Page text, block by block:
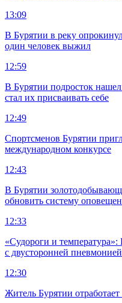
13:09
В Бурятии в реку
один человек выжил
12:59
В Бурятии подросток
стал их присваивать себе
12:49
Спортсменов Бурятии
международном конкурсе
12:43
В Бурятии
обновить систему
12:33
«Судороги и
с двусторонней пневмонией
12:30
Житель Бурятии